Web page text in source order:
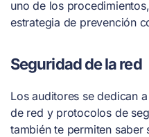
uno de los
estrategia de prevención
Seguridad de la red
Los auditores se dedican
de red y protocolos de
también te permiten